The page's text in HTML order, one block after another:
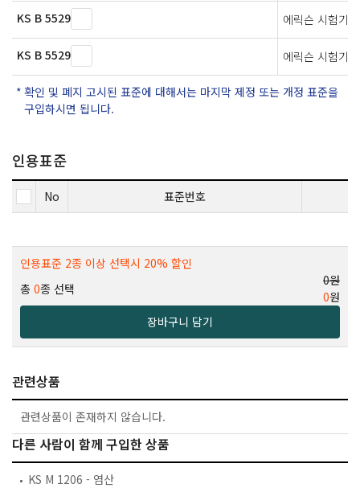
KS B 5529 에릭슨 시험기
KS B 5529 에릭슨 시험기
확인 및 폐지 고시된 표준에 대해서는 마지막 제정 또는 개정 표준을
구입하시면 됩니다.
인용표준
No 표준번호
인용표준 2종 이상 선택시 20% 할인
총 0종 선택
0원
0원
장바구니 담기
관련상품
관련상품이 존재하지 않습니다.
다른 사람이 함께 구입한 상품
KS M 1206 - 염산